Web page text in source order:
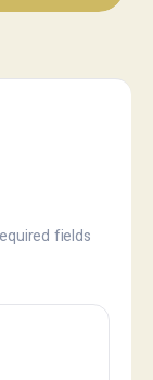
fields